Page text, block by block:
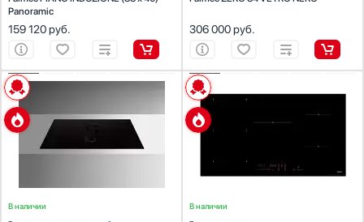
Поворотные
Поворотные переключатели с подсветкой
Кнопочные
Показать все
Цвет
Черный
Серый
Panoramic
159 120руб. 306 000руб.
ХАРАКТЕРИСТИКИ
Габариты (ВхШхГ), см:
Цвет :
черный
Панель конфорок:
закаленное стекло
Общее количество конфорок:
В наличии
ХАРАКТЕРИСТИКИ
Габариты (ВхШхГ), см:
Цвет :
Панель конфорок:
В наличии